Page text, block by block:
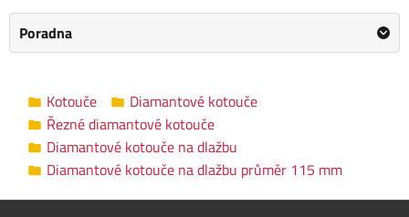
sucha i za mokra
Tloušťka segmentu: 1,8 mm
Výška segmentu: 5 mm
Tloušťka kotouče: 1,2 mm
Diamantové kotouče na dlažbu průměr
Poradna
Kotouče
Diamantové kotouče
Řezné diamantové kotouče
Diamantové kotouče na dlažbu
Diamantové kotouče na dlažbu průměr 115 mm